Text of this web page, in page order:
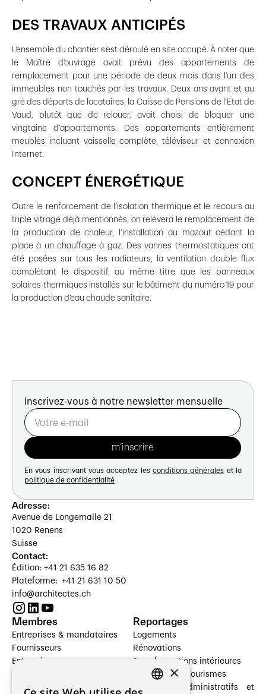
DES TRAVAUX ANTICIPÉS
L’ensemble du chantier s’est déroulé en site occupé. À noter que
le Maître d’ouvrage avait prévu des appartements de
remplacement pour une période de deux mois dans l’un des
immeubles non touchés par les travaux. Deux ans avant et au
gré des départs de locataires, la Caisse de Pensions de l’Etat de
Vaud, plutôt que de relouer, avait choisi de bloquer une
vingtaine d’appartements. Des appartements entièrement
meublés incluant vaisselle complète, téléviseur et connexion
Internet.
CONCEPT ÉNERGÉTIQUE
Outre le renforcement de l’isolation thermique et le recours au
triple vitrage déjà mentionnés, on relèvera le remplacement de
la production de chaleur, l’installation au mazout cédant la
place à un chauffage à gaz. Des vannes thermostatiques ont
été posées sur tous les radiateurs, la ventilation double flux
complétant le dispositif, au même titre que les panneaux
solaires thermiques installés sur le bâtiment du numéro 19 pour
la production d’eau chaude sanitaire.
Inscrivez-vous à notre newsletter mensuelle
En vous inscrivant vous acceptez les conditions générales et la
politique de confidentialité
Adresse:
Avenue de Longemalle 21
1020 Renens
Suisse
Contact:
Édition: +41 21 635 16 82
Plateforme: +41 21 631 10 50
info@architectes.ch
Membres
Entreprises & mandataires
Fournisseurs
Entreprises
Architectes paysagistes
Reportages
Logements
Rénovations
Transformations intérieures
Hôtelleries et tourismes
Bâtiments administratifs et
×